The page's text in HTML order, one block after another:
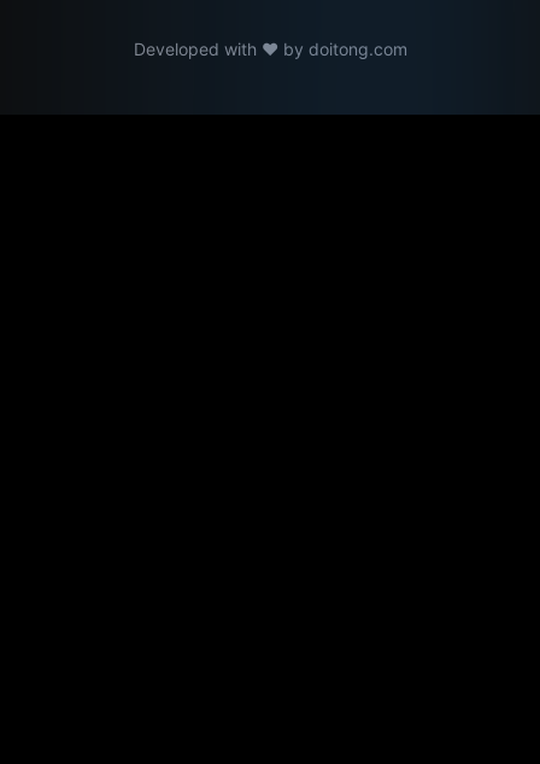
Developed with ❤️ by doitong.com